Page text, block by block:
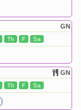
GN
Th F Sa
GN
Th F Sa